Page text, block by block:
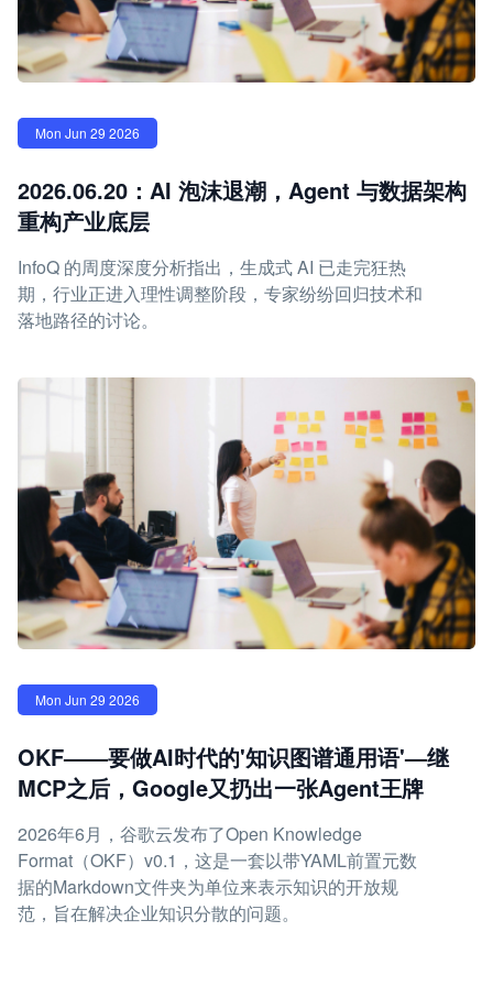
Mon Jun 29 2026
2026.06.20：AI 泡沫退潮，Agent 与数据架构
重构产业底层
InfoQ 的周度深度分析指出，生成式 AI 已走完狂热
期，行业正进入理性调整阶段，专家纷纷回归技术和
落地路径的讨论。
Mon Jun 29 2026
OKF——要做AI时代的'知识图谱通用语'—继
MCP之后，Google又扔出一张Agent王牌
2026年6月，谷歌云发布了Open Knowledge
Format（OKF）v0.1，这是一套以带YAML前置元数
据的Markdown文件夹为单位来表示知识的开放规
范，旨在解决企业知识分散的问题。